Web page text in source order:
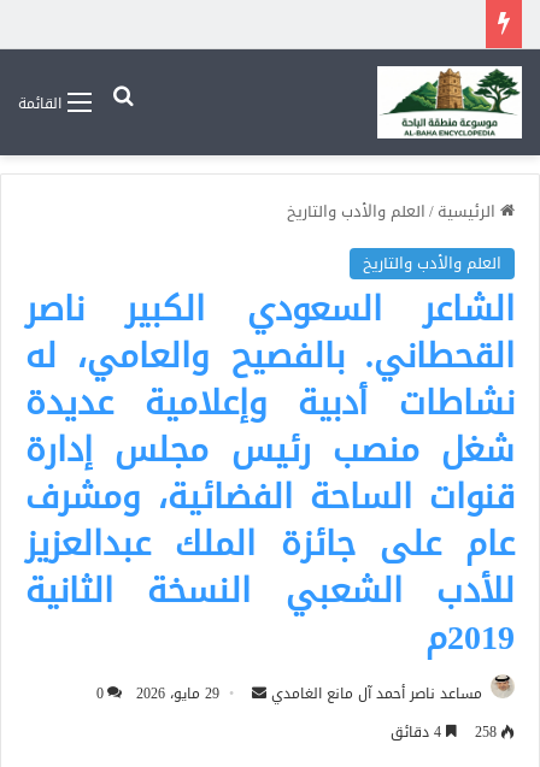
القائمةبحث عن
الرئيسية/العلم والأدب والتاريخ
العلم والأدب والتاريخ
الشاعر السعودي الكبير ناصر
القحطاني. بالفصيح والعامي، له
نشاطات أدبية وإعلامية عديدة
شغل منصب رئيس مجلس إدارة
قنوات الساحة الفضائية، ومشرف
عام على جائزة الملك عبدالعزيز
للأدب الشعبي النسخة الثانية
2019م
مساعد ناصر أحمد آل مانع الغامدي
أرسل 29 مايو، 2026
0
258